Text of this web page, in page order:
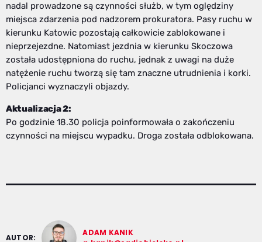
nadal prowadzone są czynności służb, w tym oględziny
miejsca zdarzenia pod nadzorem prokuratora. Pasy ruchu w
kierunku Katowic pozostają całkowicie zablokowane i
nieprzejezdne. Natomiast jezdnia w kierunku Skoczowa
została udostępniona do ruchu, jednak z uwagi na duże
natężenie ruchu tworzą się tam znaczne utrudnienia i korki.
Policjanci wyznaczyli objazdy.
Aktualizacja 2:
Po godzinie 18.30 policja poinformowała o zakończeniu
czynności na miejscu wypadku. Droga została odblokowana.
AUTOR:
ADAM KANIK